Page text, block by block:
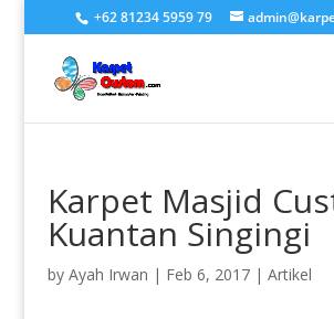
+62 81234 5959 79
Karpet Masjid
Kuantan Singingi
by Ayah Irwan | Feb 6, 2017| Artikel